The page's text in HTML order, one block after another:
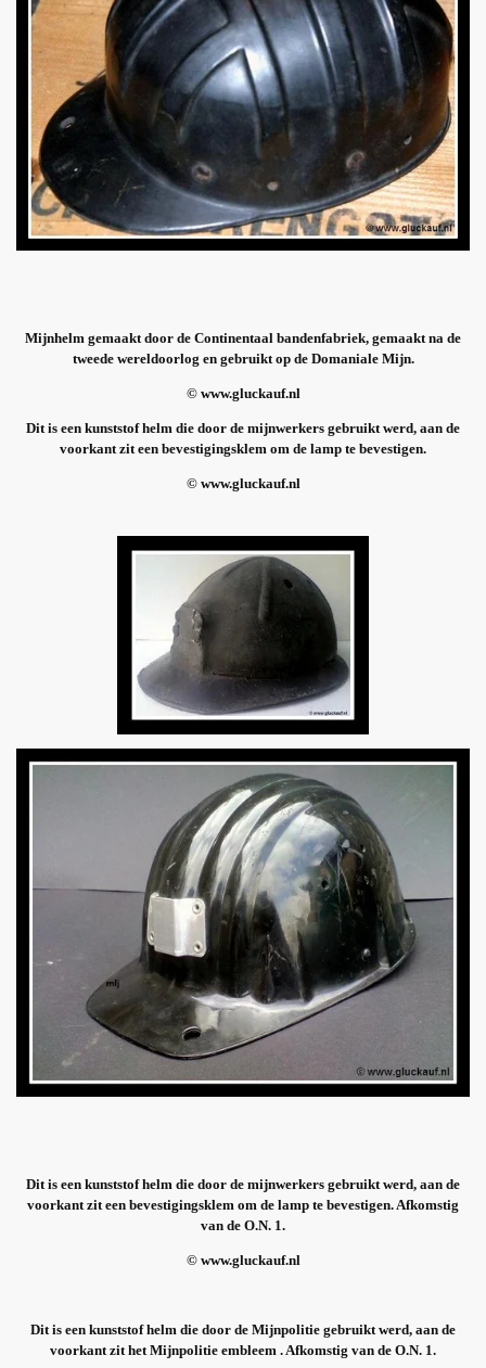
Mijnhelm gemaakt door de Continentaal bandenfabriek, gemaakt na de
tweede wereldoorlog en gebruikt op de Domaniale Mijn.
© www.gluckauf.nl
Dit is een kunststof helm die door de mijnwerkers gebruikt werd, aan de
voorkant zit een bevestigingsklem om de lamp te bevestigen.
© www.gluckauf.nl
Dit is een kunststof helm die door de mijnwerkers gebruikt werd, aan de
voorkant zit een bevestigingsklem om de lamp te bevestigen. Afkomstig
van de O.N. 1.
© www.gluckauf.nl
Dit is een kunststof helm die door de Mijnpolitie gebruikt werd, aan de
voorkant zit het Mijnpolitie embleem . Afkomstig van de O.N. 1.